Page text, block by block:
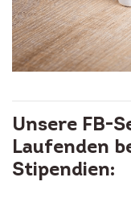
Unsere FB-
Laufenden
Stipendien: